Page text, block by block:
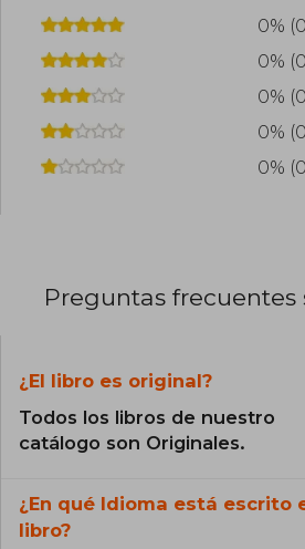
0%
0%
0%
0%
0%
Preguntas frecuentes
¿El libro es original?
Todos los libros de nuestro
catálogo son Originales.
¿En qué Idioma está escrito
libro?